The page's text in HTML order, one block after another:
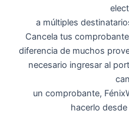
a múltiples
Cancela tus
diferencia de muchos
necesario ingresar al
un comprobante,
hacerlo